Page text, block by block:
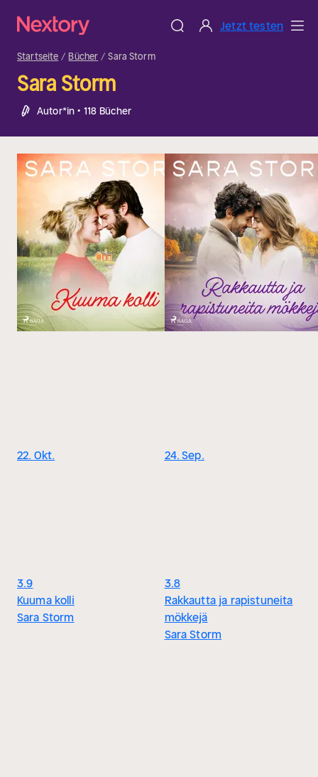
Jetzt testen
Startseite Bücher Sara Storm
Sara Storm
Autor*in • 118 Bücher
22. Okt.
3.9
Kuuma kolli
Sara Storm
24. Sep.
3.8
Rakkautta ja rapistuneita
mökkejä
Sara Storm